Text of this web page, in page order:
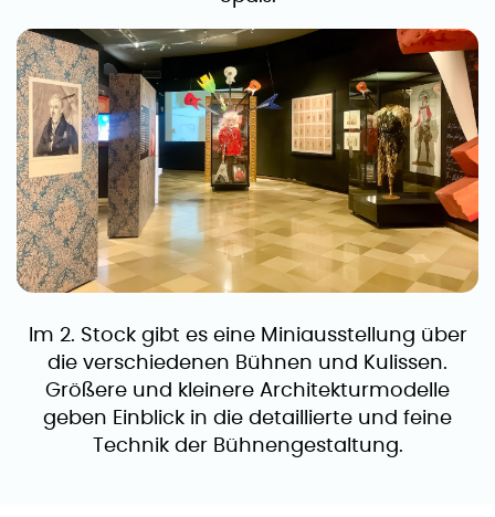
Im 2. Stock gibt es eine Miniausstellung über
die verschiedenen Bühnen und Kulissen.
Größere und kleinere Architekturmodelle
geben Einblick in die detaillierte und feine
Technik der Bühnengestaltung.